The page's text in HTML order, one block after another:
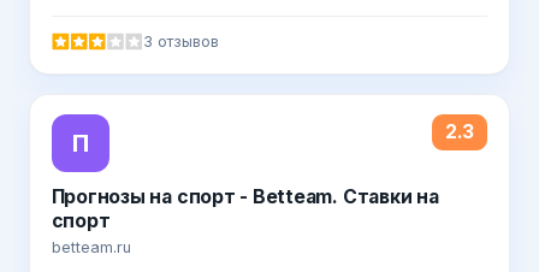
3 отзывов
П 2.3
Прогнозы на спорт - Betteam. Ставки на
спорт
betteam.ru